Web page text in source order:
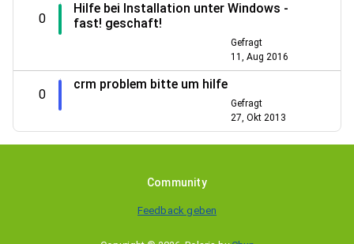
0
Hilfe bei Installation unter Windows -
fast! geschaft!
Gefragt
11, Aug 2016
0
crm problem bitte um hilfe
Gefragt
27, Okt 2013
Community
Feedback geben